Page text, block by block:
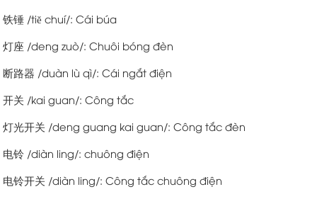
铁锤 /tiĕ chuí/: Cái búa
灯座 /deng zuò/: Chuôi bóng đèn
断路器 /duàn lù qì/: Cái ngắt điện
开关 /kai guan/: Công tắc
灯光开关 /deng guang kai guan/: Công tắc đèn
电铃 /diàn ling/: chuông điện
电铃开关 /diàn ling/: Công tắc chuông điện